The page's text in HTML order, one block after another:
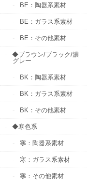
BE：陶器系素材
BE：ガラス系素材
BE：その他素材
◆ブラウン/ブラック/濃
グレー
BK：陶器系素材
BK：ガラス系素材
BK：その他素材
◆寒色系
寒：陶器系素材
寒：ガラス系素材
寒：その他素材